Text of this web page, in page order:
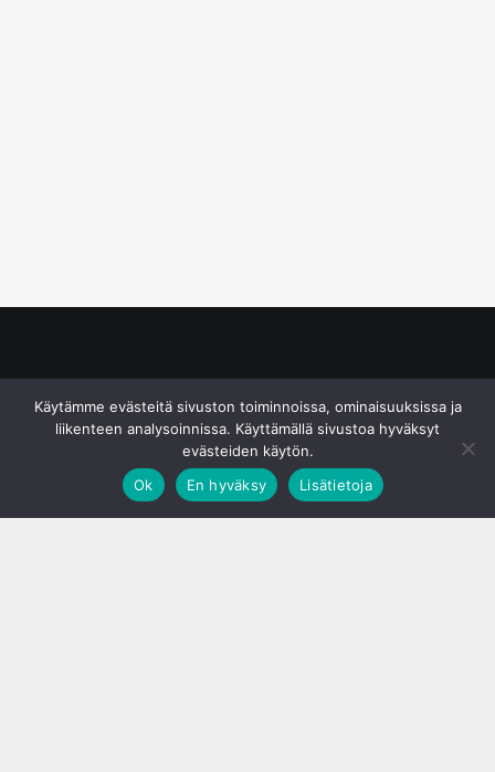
Käytämme evästeitä sivuston toiminnoissa, ominaisuuksissa ja
liikenteen analysoinnissa. Käyttämällä sivustoa hyväksyt
evästeiden käytön.
Ok
En hyväksy Lisätietoja